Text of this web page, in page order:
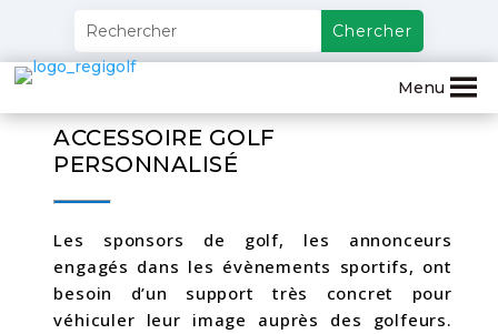
Menu
ACCESSOIRE GOLF
PERSONNALISÉ
Les sponsors de golf, les annonceurs
engagés dans les évènements sportifs, ont
besoin d’un support très concret pour
véhiculer leur image auprès des golfeurs.